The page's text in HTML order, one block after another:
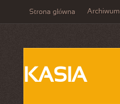
Strona główna Archiwum
KASIA